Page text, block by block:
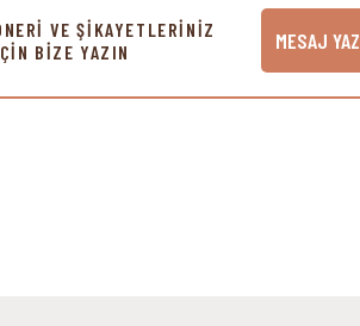
VE ŞİKAYETLERİNİZ
BİZE YAZIN
MESAJ YAZ